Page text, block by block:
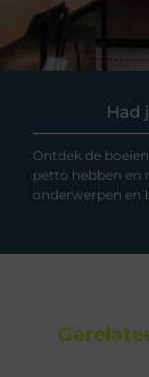
Had
Ontdek de
petto hebben en
onderwerpen en